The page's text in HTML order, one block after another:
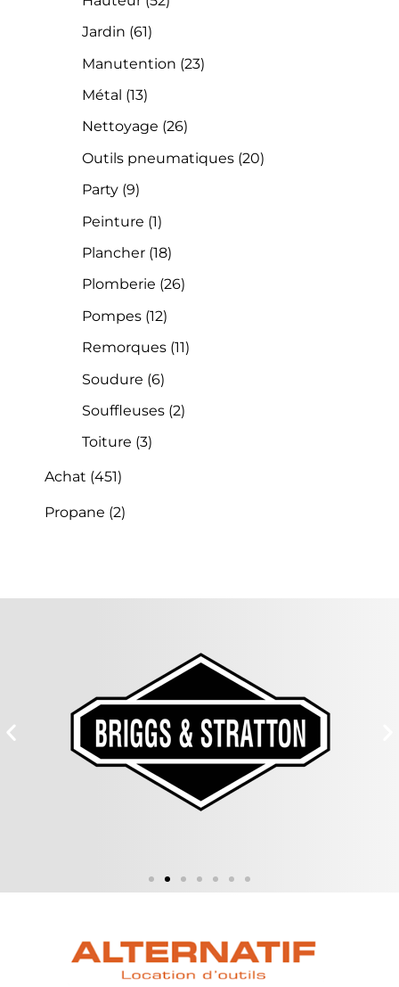
Jardin (61)
Manutention (23)
Métal (13)
Nettoyage (26)
Outils pneumatiques (20)
Party (9)
Peinture (1)
Plancher (18)
Plomberie (26)
Pompes (12)
Remorques (11)
Soudure (6)
Souffleuses (2)
Toiture (3)
Achat (451)
Propane (2)